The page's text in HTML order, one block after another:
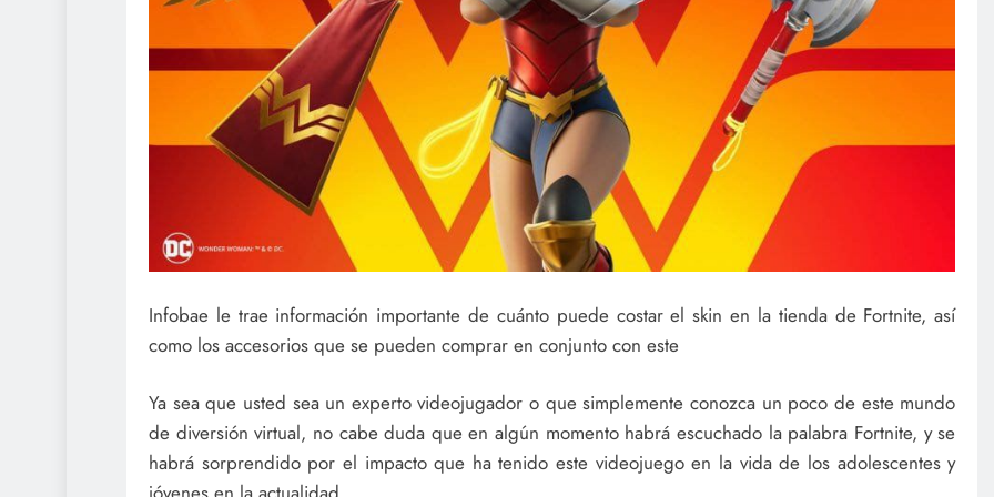
Infobae le trae información importante de cuánto puede costar el skin en la tienda de Fortnite, así
como los accesorios que se pueden comprar en conjunto con este
Ya sea que usted sea un experto videojugador o que simplemente conozca un poco de este mundo
de diversión virtual, no cabe duda que en algún momento habrá escuchado la palabra Fortnite, y se
habrá sorprendido por el impacto que ha tenido este videojuego en la vida de los adolescentes y